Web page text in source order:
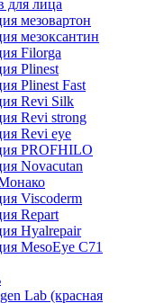
для лица
мезовартон
мезоксантин
Filorga
Plinest
Plinest Fast
Revi Silk
Revi strong
Revi eye
PROFHILO
Novacutan
Viscoderm
Repart
Hyalrepair
MesoEye C71
Lab (красная